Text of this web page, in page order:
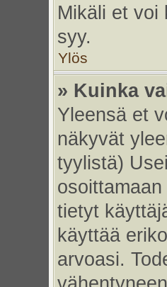
Mikäli et voi
syy.
Ylös
» Kuinka
Yleensä et
näkyvät
tyylistä)
tietyt
käyttää
arvoasi.